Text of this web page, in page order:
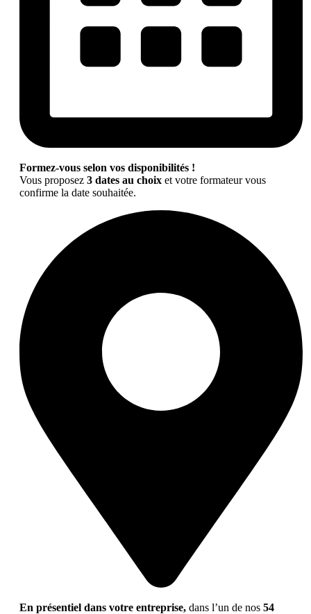
Formez-vous selon vos disponibilités !
Vous proposez 3 dates au choix et votre formateur vous
confirme la date souhaitée.
En présentiel dans votre entreprise, dans l’un de nos 54